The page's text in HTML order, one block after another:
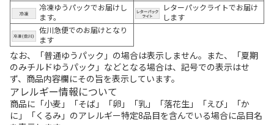
冷凍ゆうパックでお届けし
ます。
レターパックライトでお届け
します
佐川急便でのお届けとなり
ます
なお、「普通ゆうパック」の場合は表示しません。また、「夏期
のみチルドゆうパック」などとなる場合は、記号での表示はせ
ず、商品内容欄にその旨を表示しています。
アレルギー情報について
商品に「小麦」「そば」「卵」「乳」「落花生」「えび」「か
に」「くるみ」のアレルギー特定8品目を含んでいる場合に品目名